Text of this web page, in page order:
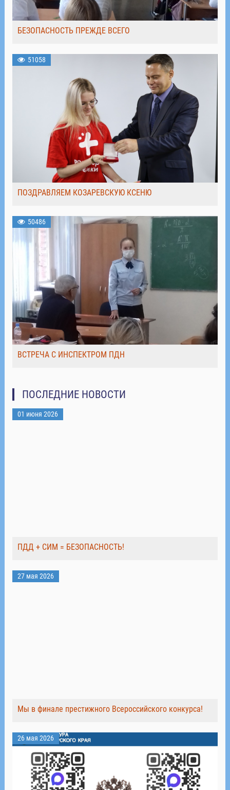
БЕЗОПАСНОСТЬ ПРЕЖДЕ ВСЕГО
51058
ПОЗДРАВЛЯЕМ КОЗАРЕВСКУЮ КСЕНЮ
50486
ВСТРЕЧА С ИНСПЕКТРОМ ПДН
ПОСЛЕДНИЕ НОВОСТИ
01 июня 2026
ПДД + СИМ = БЕЗОПАСНОСТЬ!
27 мая 2026
Мы в финале престижного Всероссийского конкурса!
26 мая 2026